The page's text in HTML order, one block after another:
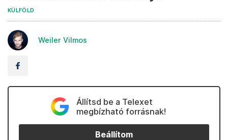
KÜLFÖLD
Weiler Vilmos
Állítsd be a Telexet
megbízható forrásnak!
Beállítom